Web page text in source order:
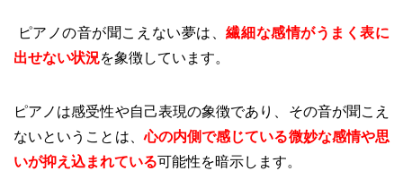
ピアノの音が聞こえない夢は、繊細な感情がうまく表に
出せない状況を象徴しています。
ピアノは感受性や自己表現の象徴であり、その音が聞こえ
ないということは、心の内側で感じている微妙な感情や思
いが抑え込まれている可能性を暗示します。